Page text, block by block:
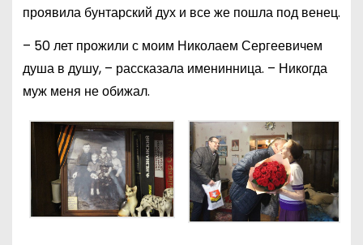
проявила бунтарский дух и все же пошла под венец.
– 50 лет прожили с моим Николаем Сергеевичем
душа в душу, – рассказала именинница. – Никогда
муж меня не обижал.